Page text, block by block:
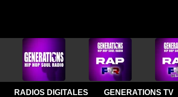
RADIOS DIGITALES GENERATIONS TV